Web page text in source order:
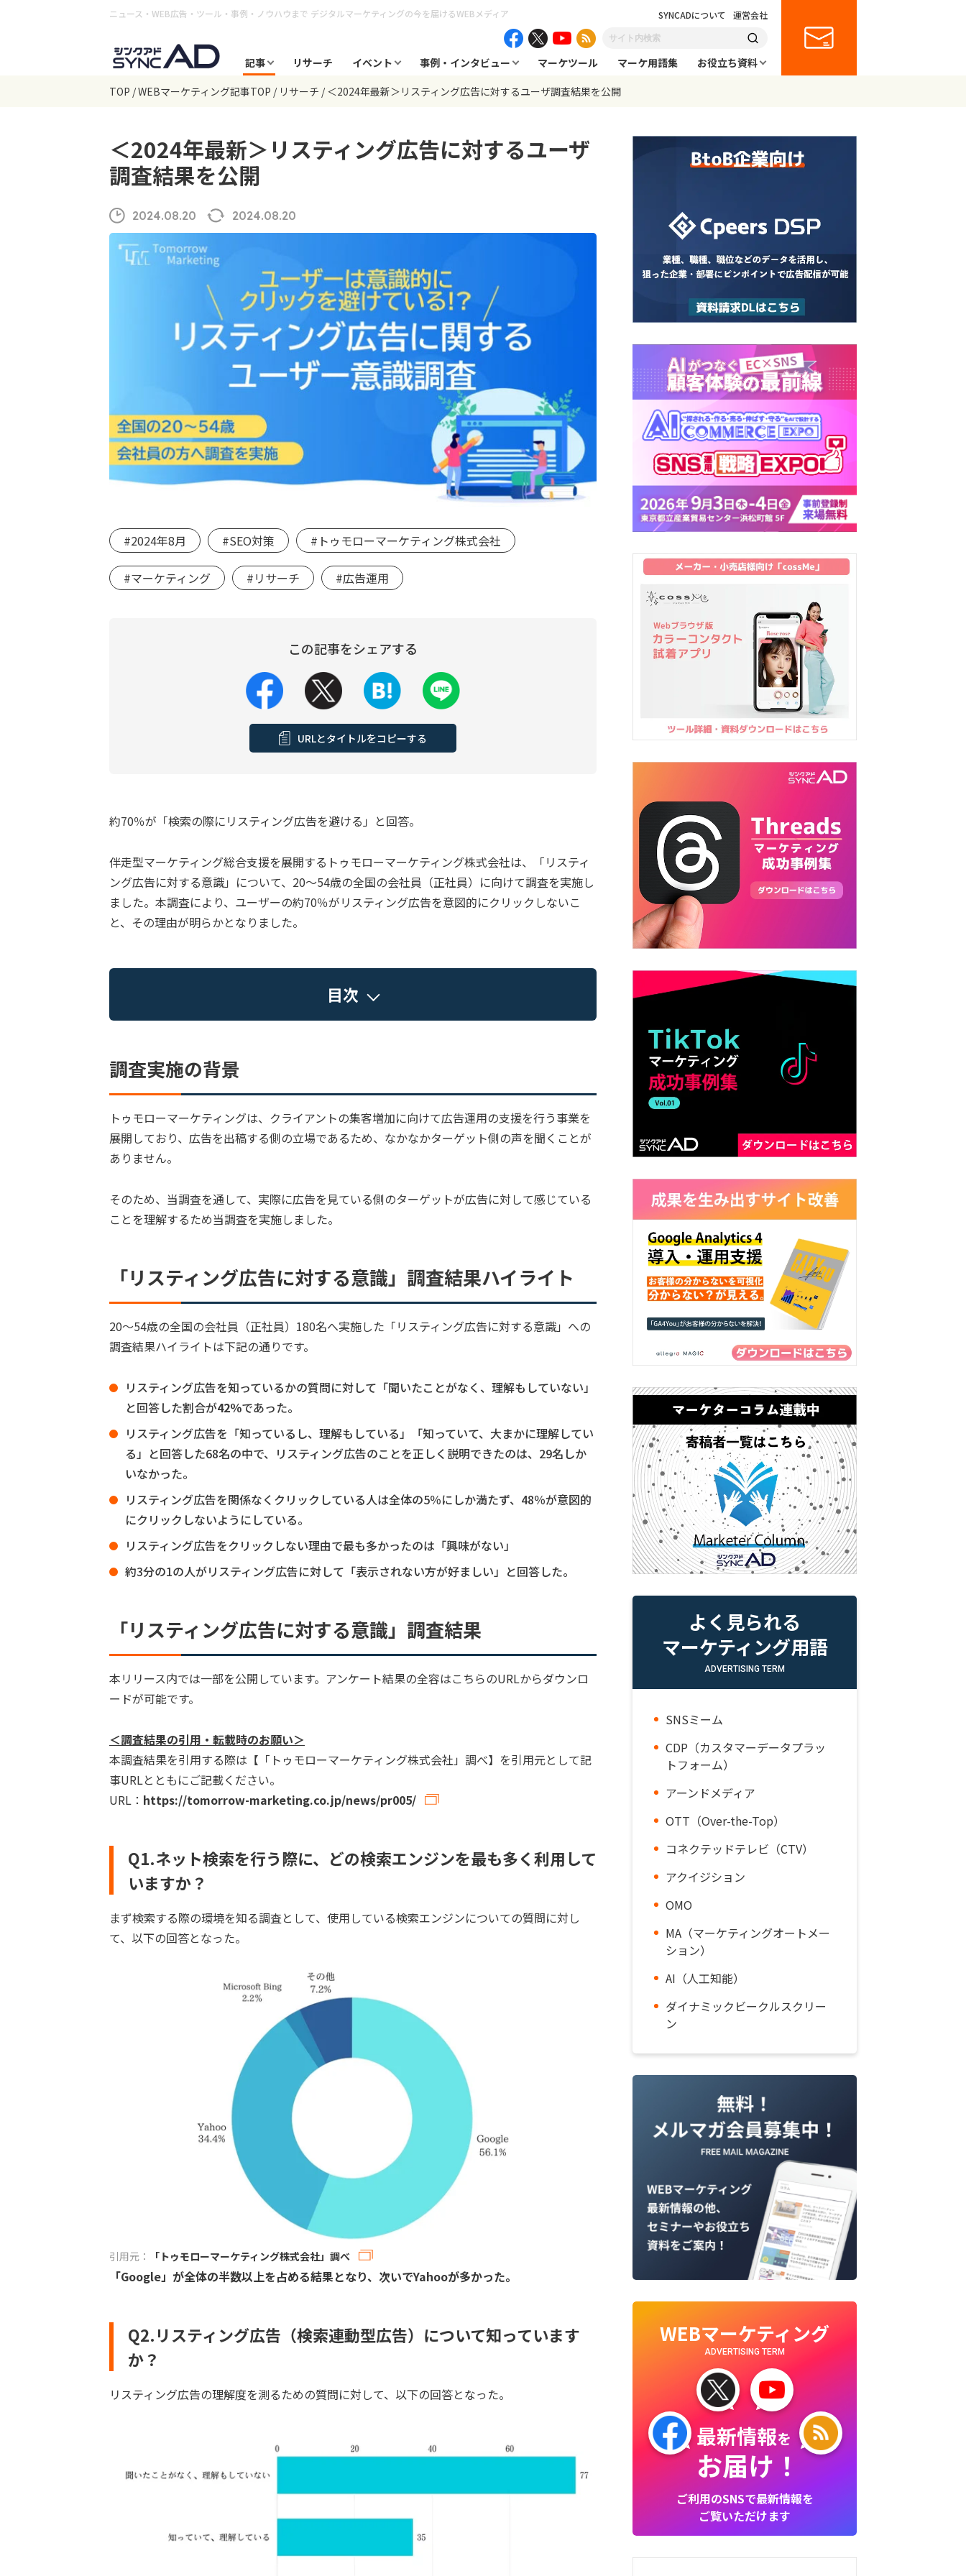
ニュース・WEB広告・ツール・事例・ノウハウまで デジタルマーケティングの今を届けるWEBメディア SYNCADについて 運営会社
記事 リサーチ イベント 事例・インタビュー マーケツール マーケ用語集
お役立ち資料
TOP WEBマーケティング記事TOP リサーチ ＜2024年最新＞リスティング広告に対するユーザ調査結果を公開
＜2024年最新＞リスティング広告に対するユーザ
調査結果を公開
2024.08.20 2024.08.20
#2024年8月 #SEO対策 #トゥモローマーケティング株式会社
#マーケティング #リサーチ #広告運用
この記事をシェアする
URLとタイトルをコピーする
約70％が「検索の際にリスティング広告を避ける」と回答。
伴走型マーケティング総合支援を展開するトゥモローマーケティング株式会社は、「リスティ
ング広告に対する意識」について、20～54歳の全国の会社員（正社員）に向けて調査を実施し
ました。本調査により、ユーザーの約70％がリスティング広告を意図的にクリックしないこ
と、その理由が明らかとなりました。
目次
調査実施の背景
トゥモローマーケティングは、クライアントの集客増加に向けて広告運用の支援を行う事業を
展開しており、広告を出稿する側の立場であるため、なかなかターゲット側の声を聞くことが
ありません。
そのため、当調査を通して、実際に広告を見ている側のターゲットが広告に対して感じている
ことを理解するため当調査を実施しました。
「リスティング広告に対する意識」調査結果ハイライト
20～54歳の全国の会社員（正社員）180名へ実施した「リスティング広告に対する意識」への
調査結果ハイライトは下記の通りです。
リスティング広告を知っているかの質問に対して「聞いたことがなく、理解もしていない」
と回答した割合が42％であった。
リスティング広告を「知っているし、理解もしている」「知っていて、大まかに理解してい
る」と回答した68名の中で、リスティング広告のことを正しく説明できたのは、29名しか
いなかった。
リスティング広告を関係なくクリックしている人は全体の5％にしか満たず、48％が意図的
にクリックしないようにしている。
リスティング広告をクリックしない理由で最も多かったのは「興味がない」
約3分の1の人がリスティング広告に対して「表示されない方が好ましい」と回答した。
「リスティング広告に対する意識」調査結果
本リリース内では一部を公開しています。アンケート結果の全容はこちらのURLからダウンロ
ードが可能です。
＜調査結果の引用・転載時のお願い＞
本調査結果を引用する際は【「トゥモローマーケティング株式会社」調べ】を引用元として記
事URLとともにご記載ください。
URL： https://tomorrow-marketing.co.jp/news/pr005/
Q1.ネット検索を行う際に、どの検索エンジンを最も多く利用して
いますか？
まず検索する際の環境を知る調査として、使用している検索エンジンについての質問に対し
て、以下の回答となった。
引用元： 「トゥモローマーケティング株式会社」調べ
「Google」が全体の半数以上を占める結果となり、次いでYahooが多かった。
Q2.リスティング広告（検索連動型広告）について知っています
か？
リスティング広告の理解度を測るための質問に対して、以下の回答となった。
よく見られる
マーケティング用語
ADVERTISING TERM
SNSミーム
CDP（カスタマーデータプラッ
トフォーム）
アーンドメディア
OTT（Over-the-Top）
コネクテッドテレビ（CTV）
アクイジション
OMO
MA（マーケティングオートメー
ション）
AI（人工知能）
ダイナミックビークルスクリー
ン
WEBマーケティング
ADVERTISING TERM
最新情報を
お届け！
ご利用のSNSで最新情報を
ご覧いただけます